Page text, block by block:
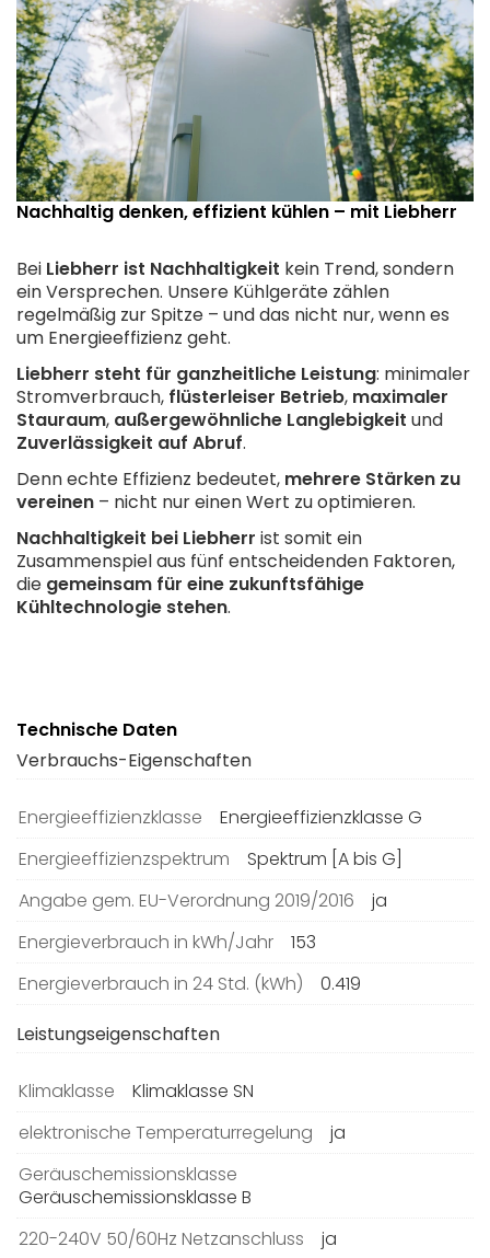
Nachhaltig denken, effizient kühlen – mit Liebherr
Bei Liebherr ist Nachhaltigkeit kein Trend, sondern
ein Versprechen. Unsere Kühlgeräte zählen
regelmäßig zur Spitze – und das nicht nur, wenn es
um Energieeffizienz geht.
Liebherr steht für ganzheitliche Leistung: minimaler
Stromverbrauch, flüsterleiser Betrieb, maximaler
Stauraum, außergewöhnliche Langlebigkeit und
Zuverlässigkeit auf Abruf.
Denn echte Effizienz bedeutet, mehrere Stärken zu
vereinen – nicht nur einen Wert zu optimieren.
Nachhaltigkeit bei Liebherr ist somit ein
Zusammenspiel aus fünf entscheidenden Faktoren,
die gemeinsam für eine zukunftsfähige
Kühltechnologie stehen.
Technische Daten
Verbrauchs-Eigenschaften
Energieeffizienzklasse
Energieeffizienzklasse G
Energieeffizienzspektrum
Spektrum [A bis G]
Angabe gem. EU-Verordnung 2019/2016
ja
Energieverbrauch in kWh/Jahr
153
Energieverbrauch in 24 Std. (kWh)
0.419
Leistungseigenschaften
Klimaklasse
Klimaklasse SN
elektronische Temperaturregelung
ja
Geräuschemissionsklasse
Geräuschemissionsklasse B
220-240V 50/60Hz Netzanschluss
ja